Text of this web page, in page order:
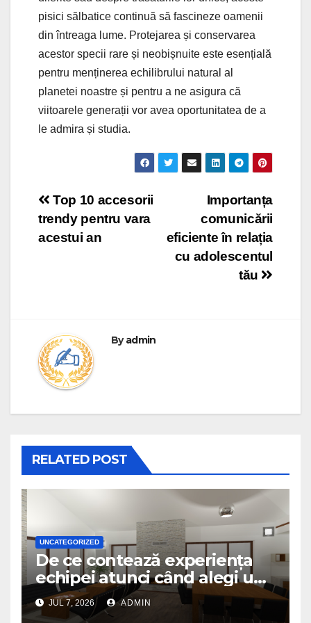
pisici sălbatice continuă să fascineze oamenii
din întreaga lume. Protejarea și conservarea
acestor specii rare și neobișnuite este esențială
pentru menținerea echilibrului natural al
planetei noastre și pentru a ne asigura că
viitoarele generații vor avea oportunitatea de a
le admira și studia.
Post
navigation
Importanța
comunicării
eficiente în relația
cu adolescentul
tău
Top 10 accesorii
trendy pentru vara
acestui an
Byadmin
RELATED POST
UNCATEGORIZED
De ce contează experiența
echipei atunci când alegi un
birou de arhitectură
JUL 7, 2026 ADMIN